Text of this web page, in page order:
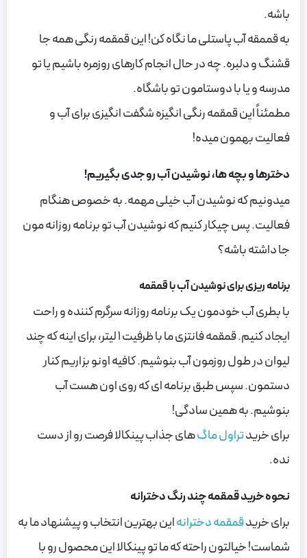
باشه.
به قممقه آب پاستلی ما نگاه کن!این قمقمه رنگی همه جا
قشنگ و دلبره. چه در حال انجام کارهای روزمره باشیم یا تو
مدرسه و یا با دوستامون تو باشگاه.
مطمئناً این قمقمه رنگی انگیزه شگفت انگیزی برای آب و
فعالیت بهمون میده!
دخترها و بچه ها، نوشیدن آب رو جدی بگیریم!
میدونیم که نوشیدن آب خیلی مهمه. به خصوص هنگام
فعالیت. پس چیکار کنیم که نوشیدن آب تو برنامه روزانه مون
جا داشته باشه؟
برنامه ریزی برای نوشیدن آب با قمقمه
با بطری آب خودمون یک برنامه روزانه سرگرم کننده و راحت
ایجاد کنیم. قمقمه فانتزی ما با ظرفیت 1 لیتر، برای اینه که چند
لیوان در طول روزمون آب بنوشیم. کافیه اونو بزاریم کنار
دستمون. سپس طبق برنامه ای که روی اون هست آب
بنوشیم. به همین سادگی!
برای خریدتراول ماگهای جذاب پینکالا فرصت رو از دست
نده.
نحوه خرید قمقمه چند رنگ دخترانه
برای خریدقمقمه دخترانهاین بهترین انتخاب و پیشنهاد ما به
شماست! خیالتون راحته که ما تو پینکالا این محصول رو با